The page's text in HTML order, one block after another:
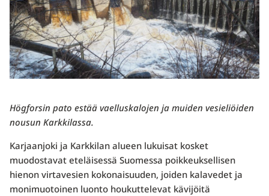
Högforsin pato estää vaelluskalojen ja muiden vesieliöiden
nousun Karkkilassa.
Karjaanjoki ja Karkkilan alueen lukuisat kosket
muodostavat eteläisessä Suomessa poikkeuksellisen
hienon virtavesien kokonaisuuden, joiden kalavedet ja
monimuotoinen luonto houkuttelevat kävijöitä